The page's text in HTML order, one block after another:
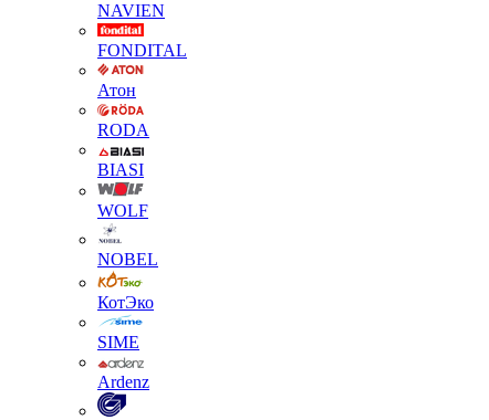
NAVIEN
FONDITAL
Атон
RODA
BIASI
WOLF
NOBEL
КотЭко
SIME
Ardenz